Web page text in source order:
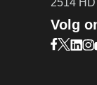
2514
Volg
Bezoek